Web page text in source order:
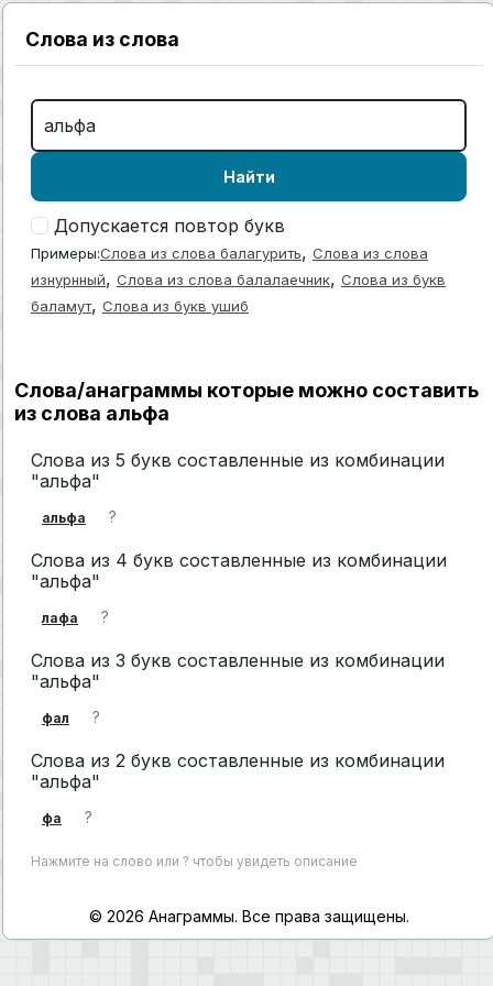
Слова из слова
Найти
Допускается повтор букв
Примеры:Слова из слова балагурить, Слова из слова
изнурнный, Слова из слова балалаечник, Слова из букв
баламут, Слова из букв ушиб
Слова/анаграммы которые можно составить
из слова альфа
Слова из 5 букв составленные из комбинации
"альфа"
альфа ?
Слова из 4 букв составленные из комбинации
"альфа"
лафа ?
Слова из 3 букв составленные из комбинации
"альфа"
фал ?
Слова из 2 букв составленные из комбинации
"альфа"
фа ?
Нажмите на слово или ? чтобы увидеть описание
© 2026 Анаграммы. Все права защищены.